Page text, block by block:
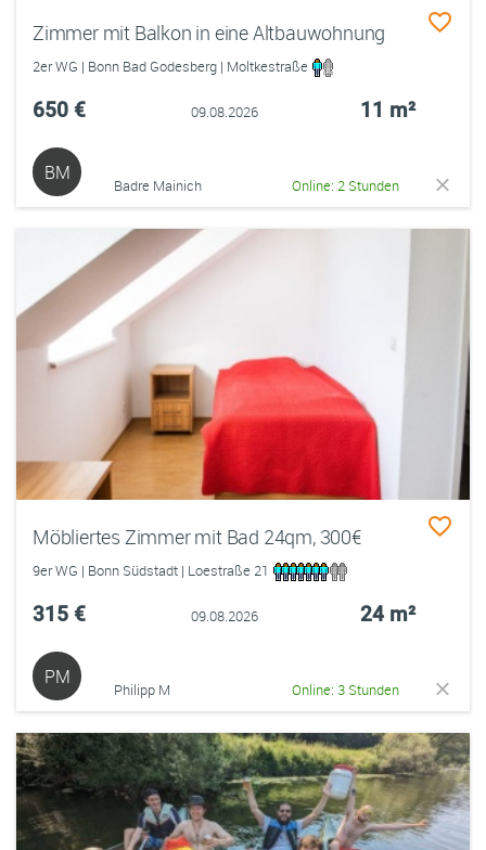
Zimmer mit Balkon in eine Altbauwohnung
2er WG | Bonn Bad Godesberg | Moltkestraße
650 € 09.08.2026 11 m²
BM
Badre Mainich Online: 2 Stunden
Möbliertes Zimmer mit Bad 24qm, 300€
9er WG | Bonn Südstadt | Loestraße 21
315 € 09.08.2026 24 m²
PM
Philipp M Online: 3 Stunden